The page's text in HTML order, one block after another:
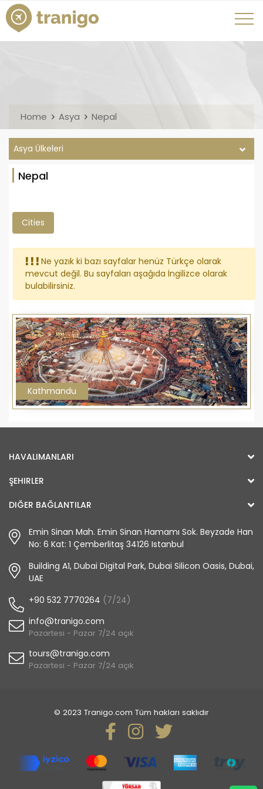
Home Asya Nepal
Asya Ülkeleri
Nepal
Cities
Ne yazık ki bazı sayfalar henüz Türkçe olarak
mevcut değil. Bu sayfaları aşağıda İngilizce olarak
bulabilirsiniz.
Kathmandu
HAVALIMANLARI
ŞEHIRLER
DIĞER BAĞLANTILAR
Emin Sinan Mah. Emin Sinan Hamamı Sok. Beyzade Han
No: 6 Kat: 1 Çemberlitaş 34126 Istanbul
Building A1, Dubai Digital Park, Dubai Silicon Oasis, Dubai,
UAE
+90 532 7770264 (7/24)
info@tranigo.com
Pazartesi - Pazar 7/24 açık
tours@tranigo.com
Pazartesi - Pazar 7/24 açık
© 2023 Tranigo.com Tüm hakları saklıdır